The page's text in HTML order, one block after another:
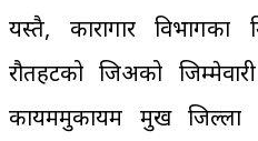
यस्तै, कारागार विभागका
रौतहटको प्रजिअको
कायममुकायम प्रमुख जिल्ला